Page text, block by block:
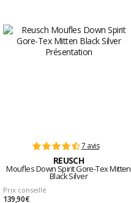
7 avis
REUSCH
Moufles Down Spirit Gore-Tex Mitten
Black Silver
Prix conseillé
139,90 €